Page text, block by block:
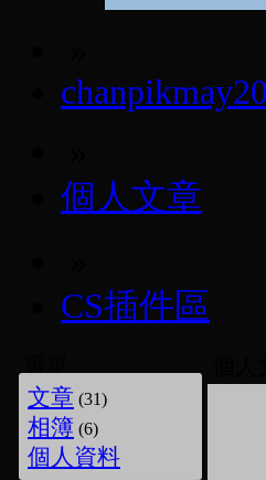
chanpikmay20
個人文章
CS插件區
文章 (31)
相簿 (6)
個人資料